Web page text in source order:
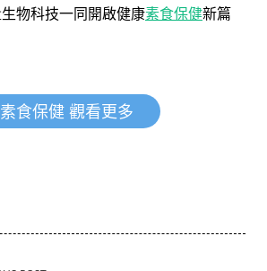
物科技一同開啟健康素食保健新篇
素食保健 觀看更多